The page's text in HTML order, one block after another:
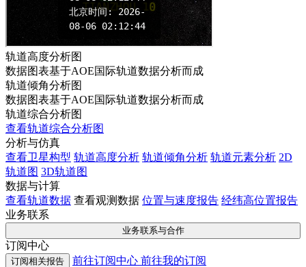
轨道高度分析图
数据图表基于AOE国际轨道数据分析而成
轨道倾角分析图
数据图表基于AOE国际轨道数据分析而成
轨道综合分析图
查看轨道综合分析图
分析与仿真
查看卫星构型 轨道高度分析 轨道倾角分析 轨道元素分析 2D
轨道图 3D轨道图
数据与计算
查看轨道数据 查看观测数据 位置与速度报告 经纬高位置报告
业务联系
业务联系与合作
订阅中心
订阅相关报告 前往订阅中心 前往我的订阅